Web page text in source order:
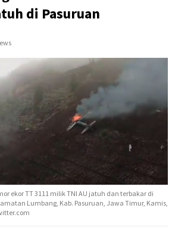
di Pasuruan
ekor TT 3111 milik TNI AU jatuh dan terbakar di
Lumbang, Kab. Pasuruan, Jawa Timur, Kamis,